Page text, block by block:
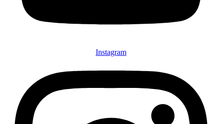
Instagram